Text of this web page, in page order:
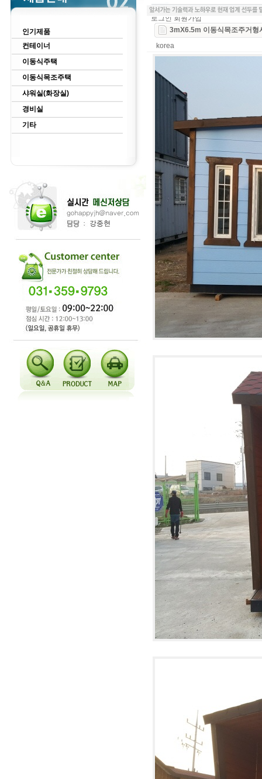
인기제품
컨테이너
이동식주택
이동식목조주택
샤워실(화장실)
경비실
기타
로그인 회원가입
3mX6.5m 이동식목조주거형
korea